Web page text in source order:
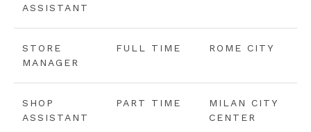
ASSISTANT
STORE
MANAGER
FULL TIME ROME CITY
SHOP
ASSISTANT
PART TIME
MILAN CITY
CENTER